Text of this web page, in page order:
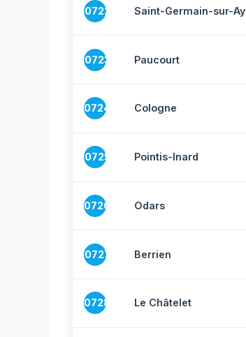
10722 Saint-Germain-sur-Ay
10723 Paucourt
10724 Cologne
10725 Pointis-Inard
10726 Odars
10727 Berrien
10728 Le Châtelet